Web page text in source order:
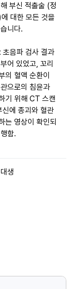
부신 적출술 (정
대한 모든 것을
니다.
초음파 검사 결과
어 있었고, 꼬리
의 혈액 순환이
으로의 침윤과
기 위해 CT 스캔
신에 종괴와 혈관
는 영상이 확인되
함.
생